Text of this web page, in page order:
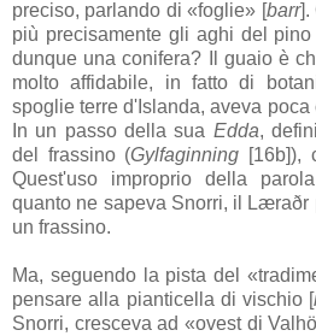
preciso, parlando di «foglie» [barr].
più precisamente gli aghi del
dunque una conifera? Il guaio è
molto affidabile, in fatto di
spoglie terre d'Islanda, aveva
In un passo della sua Edda,
del frassino (Gylfaginning [16b]),
Quest'uso improprio della
quanto ne sapeva Snorri, il
Læraðr
un frassino.
Ma, seguendo la pista del
pensare alla pianticella di vischio [
Snorri, cresceva ad «ovest di